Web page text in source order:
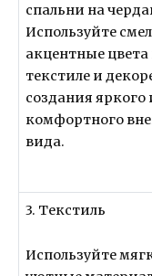
спальни на
Используйте
акцентные цвета
текстиле и
создания яркого
комфортного
вида.
3. Текстиль
Используйте